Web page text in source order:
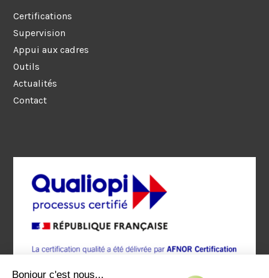
Certifications
Supervision
Appui aux cadres
Outils
Actualités
Contact
Bonjour c'est nous...